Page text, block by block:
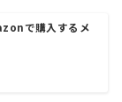
で購入するメ